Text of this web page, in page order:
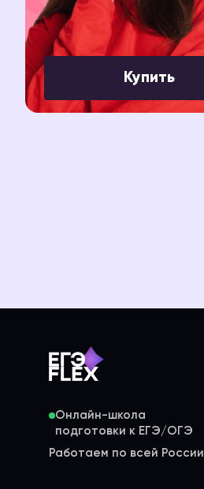
Купить
Онлайн-школа
Работаем по всей России